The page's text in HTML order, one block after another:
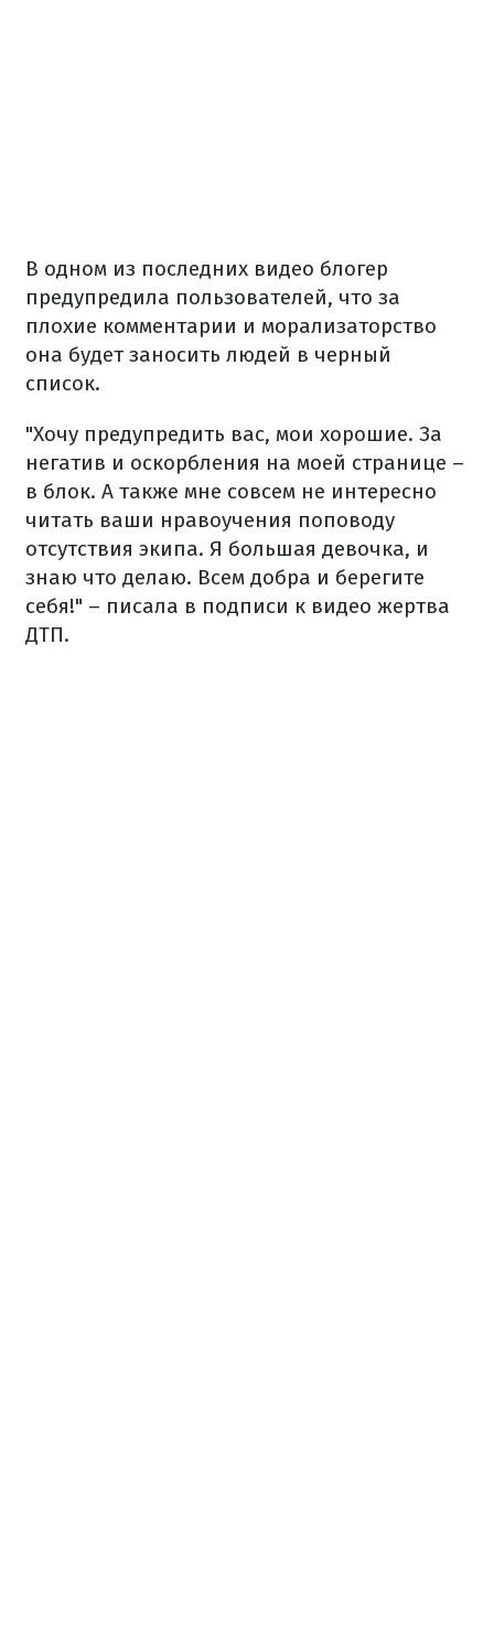
В одном из последних видео блогер
предупредила пользователей, что за
плохие комментарии и морализаторство
она будет заносить людей в черный
список.
"Хочу предупредить вас, мои хорошие. За
негатив и оскорбления на моей странице –
в блок. А также мне совсем не интересно
читать ваши нравоучения поповоду
отсутствия экипа. Я большая девочка, и
знаю что делаю. Всем добра и берегите
себя!" – писала в подписи к видео жертва
ДТП.